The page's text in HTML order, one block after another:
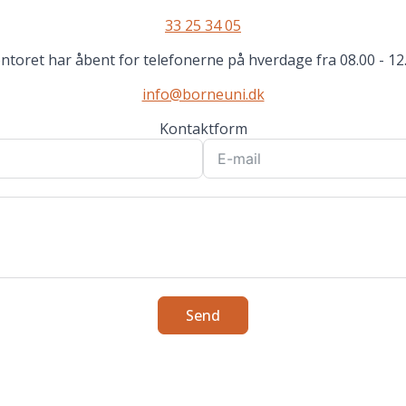
33 25 34 05
har åbent for telefonerne på hverdage fra 08.00 -
info@borneuni.dk
Kontaktform
Send